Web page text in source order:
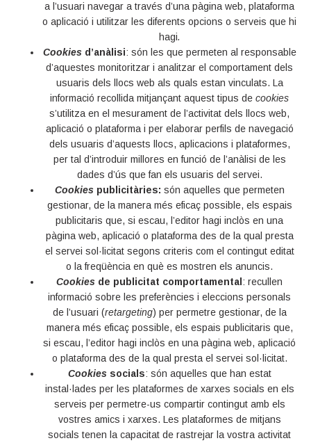
a l’usuari navegar a través d’una pàgina web, plataforma
o aplicació i utilitzar les diferents opcions o serveis que hi
hagi.
Cookies d’anàlisi: són les que permeten al responsable
d’aquestes monitoritzar i analitzar el comportament dels
usuaris dels llocs web als quals estan vinculats. La
informació recollida mitjançant aquest tipus de cookies
s’utilitza en el mesurament de l’activitat dels llocs web,
aplicació o plataforma i per elaborar perfils de navegació
dels usuaris d’aquests llocs, aplicacions i plataformes,
per tal d’introduir millores en funció de l’anàlisi de les
dades d’ús que fan els usuaris del servei.
Cookies publicitàries: són aquelles que permeten
gestionar, de la manera més eficaç possible, els espais
publicitaris que, si escau, l’editor hagi inclòs en una
pàgina web, aplicació o plataforma des de la qual presta
el servei sol·licitat segons criteris com el contingut editat
o la freqüència en què es mostren els anuncis.
Cookies de publicitat comportamental : recullen
informació sobre les preferències i eleccions personals
de l’usuari (retargeting) per permetre gestionar, de la
manera més eficaç possible, els espais publicitaris que,
si escau, l’editor hagi inclòs en una pàgina web, aplicació
o plataforma des de la qual presta el servei sol·licitat.
Cookies socials: són aquelles que han estat
instal·lades per les plataformes de xarxes socials en els
serveis per permetre-us compartir contingut amb els
vostres amics i xarxes. Les plataformes de mitjans
socials tenen la capacitat de rastrejar la vostra activitat